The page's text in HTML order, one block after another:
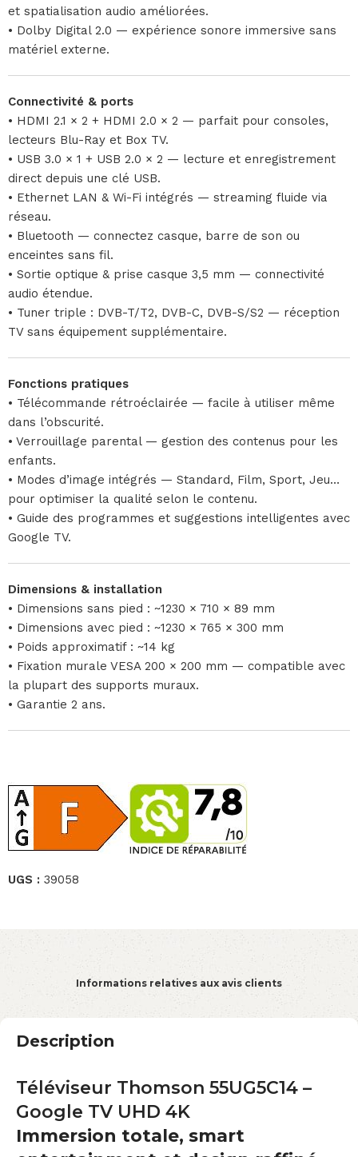
et spatialisation audio améliorées.
• Dolby Digital 2.0 — expérience sonore immersive sans
matériel externe.
Connectivité & ports
• HDMI 2.1 × 2 + HDMI 2.0 × 2 — parfait pour consoles,
lecteurs Blu-Ray et Box TV.
• USB 3.0 × 1 + USB 2.0 × 2 — lecture et enregistrement
direct depuis une clé USB.
• Ethernet LAN & Wi-Fi intégrés — streaming fluide via
réseau.
• Bluetooth — connectez casque, barre de son ou
enceintes sans fil.
• Sortie optique & prise casque 3,5 mm — connectivité
audio étendue.
• Tuner triple : DVB-T/T2, DVB-C, DVB-S/S2 — réception
TV sans équipement supplémentaire.
Fonctions pratiques
• Télécommande rétroéclairée — facile à utiliser même
dans l’obscurité.
• Verrouillage parental — gestion des contenus pour les
enfants.
• Modes d’image intégrés — Standard, Film, Sport, Jeu…
pour optimiser la qualité selon le contenu.
• Guide des programmes et suggestions intelligentes avec
Google TV.
Dimensions & installation
• Dimensions sans pied : ~1230 × 710 × 89 mm
• Dimensions avec pied : ~1230 × 765 × 300 mm
• Poids approximatif : ~14 kg
• Fixation murale VESA 200 × 200 mm — compatible avec
la plupart des supports muraux.
• Garantie 2 ans.
UGS : 39058
Informations relatives aux avis clients
Description
Téléviseur Thomson 55UG5C14 –
Google TV UHD 4K
Immersion totale, smart